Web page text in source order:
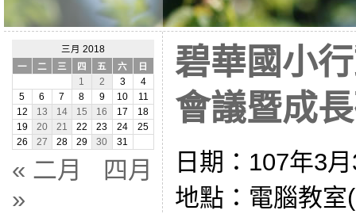
三月 2018
一
二 三 四 五 六
日
1
2 3
4
5
6 7 8 9 10
11
12
13 14 15 16 17
18
19
20 21 22 23 24
25
26
27 28 29 30 31
« 二月
四月
»
碧華國小
會議暨成
日期：107年3
地點：電腦教